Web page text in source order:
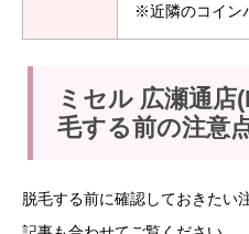
※近隣のコイン
ミセル 広瀬通店
毛する前の注意
脱毛する前に確認しておきたい